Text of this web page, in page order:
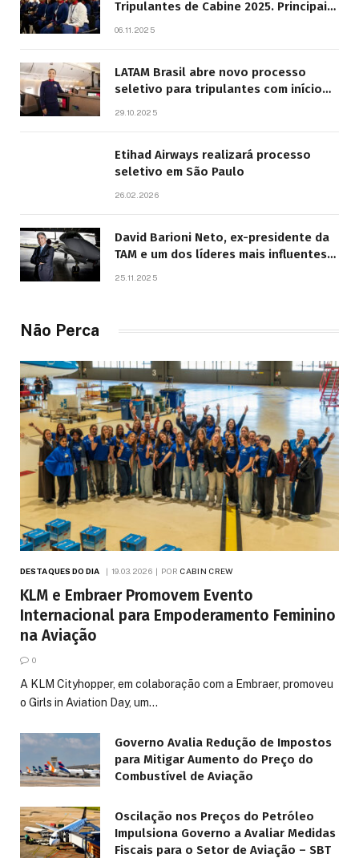
Tripulantes de Cabine 2025. Principais
06.11.2025
LATAM Brasil abre novo processo
seletivo para tripulantes com início
29.10.2025
Etihad Airways realizará processo
seletivo em São Paulo
26.02.2026
David Barioni Neto, ex-presidente da
TAM e um dos líderes mais influentes
25.11.2025
Não Perca
DESTAQUES DO DIA 19.03.2026 POR CABIN CREW
KLM e Embraer Promovem Evento
Internacional para Empoderamento Feminino
na Aviação
0
A KLM Cityhopper, em colaboração com a Embraer, promoveu
o Girls in Aviation Day, um…
Governo Avalia Redução de Impostos
para Mitigar Aumento do Preço do
Combustível de Aviação
Oscilação nos Preços do Petróleo
Impulsiona Governo a Avaliar Medidas
Fiscais para o Setor de Aviação – SBT